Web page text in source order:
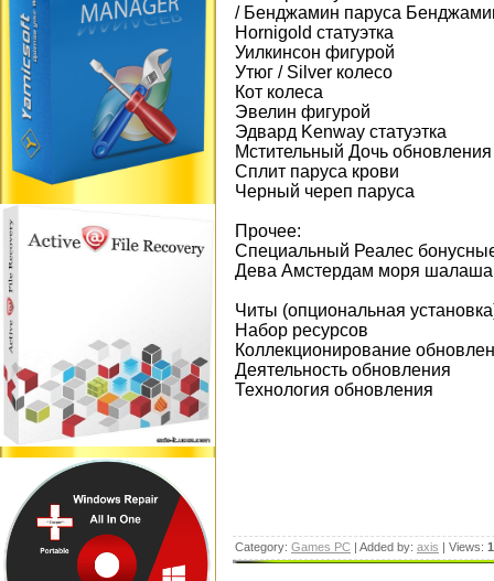
/ Бенджамин паруса
Hornigold статуэтка
Уилкинсон фигурой
Утюг / Silver колесо
Кот колеса
Эвелин фигурой
Эдвард Kenway статуэтка
Мстительный Дочь обновления
Сплит паруса крови
Черный череп паруса
Прочее:
Специальный Реалес
Дева Амстердам моря шалаша
Читы (опциональная
Набор ресурсов
Коллекционирование
Деятельность обновления
Технология обновления
Category: Games PC | Added by: axis | Views: